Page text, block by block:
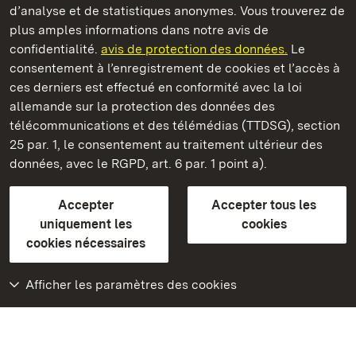
d’analyse et de statistiques anonymes. Vous trouverez de
plus amples informations dans notre avis de
confidentialité. avis de protection des données. Le
consentement à l’enregistrement de cookies et l’accès à
ces derniers est effectué en conformité avec la loi
allemande sur la protection des données des
télécommunications et des télémédias (TTDSG), section
25 par. 1, le consentement au traitement ultérieur des
données, avec le RGPD, art. 6 par. 1 point a).
Accepter
uniquement les
cookies nécessaires
Accepter tous les
cookies
Afficher les paramètres des cookies
Staatliche Schlösser und Gärten Baden‑Württemberg
Châteaux et jardins publics du Bade-Wurtemberg
ContactFAQ et réponsesMentions légales
Protection des données
Explications sur l’accessibilité
BITV-konform (geprüfte Seiten)
plus loin
Accueil
Monuments
Rendez-nous visite